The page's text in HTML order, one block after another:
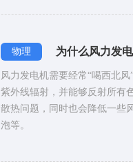
物理 为什么风力发
风力发电机需要经常“喝西北
紫外线辐射，并能够反射所有
散热问题，同时也会降低一些
泡等。